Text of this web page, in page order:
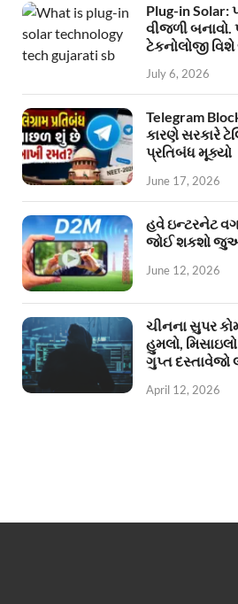
Plug-in
વીજળી
ટેકનોલોજી વિશે
July 6, 2026
Telegram
કારણે સરકારે
પ્રતિબંધ મૂક્યો
June 17, 2026
હવે ઇન્ટરનેટ
જોઈ શકશો જુઓ
June 12, 2026
ચીનના સુપર
હુમલો,
ગુપ્ત દસ્તાવેજો
April 12, 2026